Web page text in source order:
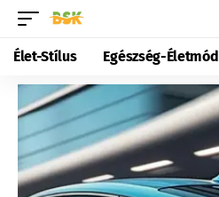
Élet-Stílus Egészség-Életmód